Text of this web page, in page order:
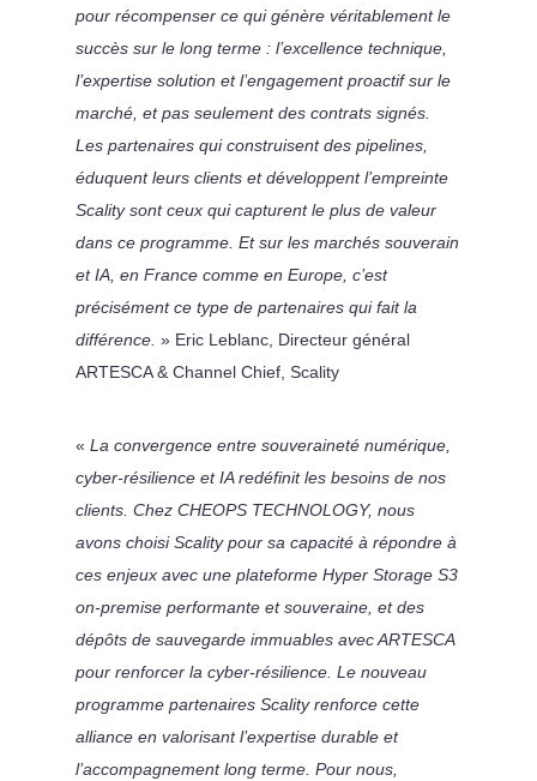
pour récompenser ce qui génère véritablement le
succès sur le long terme : l’excellence technique,
l’expertise solution et l’engagement proactif sur le
marché, et pas seulement des contrats signés.
Les partenaires qui construisent des pipelines,
éduquent leurs clients et développent l’empreinte
Scality sont ceux qui capturent le plus de valeur
dans ce programme. Et sur les marchés souverain
et IA, en France comme en Europe, c’est
précisément ce type de partenaires qui fait la
différence. » Eric Leblanc, Directeur général
ARTESCA & Channel Chief, Scality
« La convergence entre souveraineté numérique,
cyber-résilience et IA redéfinit les besoins de nos
clients. Chez CHEOPS TECHNOLOGY, nous
avons choisi Scality pour sa capacité à répondre à
ces enjeux avec une plateforme Hyper Storage S3
on-premise performante et souveraine, et des
dépôts de sauvegarde immuables avec ARTESCA
pour renforcer la cyber-résilience. Le nouveau
programme partenaires Scality renforce cette
alliance en valorisant l’expertise durable et
l’accompagnement long terme. Pour nous,